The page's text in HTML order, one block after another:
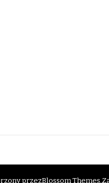
przezBlossom Themes